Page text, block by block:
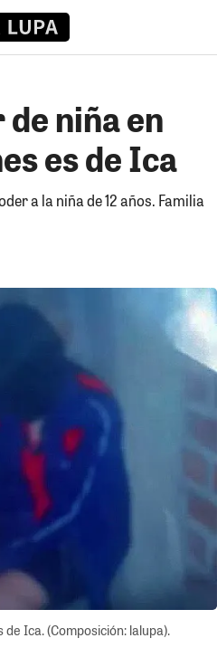
niña en
es de Ica
a la niña de 12 años. Familia
Ica. (Composición: lalupa).